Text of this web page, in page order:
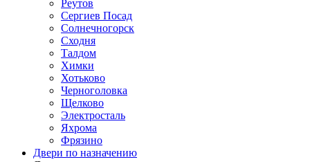
Реутов
Сергиев Посад
Солнечногорск
Сходня
Талдом
Химки
Хотьково
Черноголовка
Щелково
Электросталь
Яхрома
Фрязино
Двери по назначению